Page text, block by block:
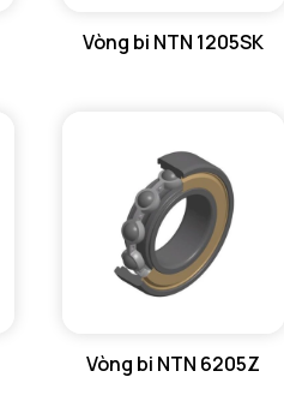
Vòng bi NTN 1205SK
Vòng bi NTN 6205Z